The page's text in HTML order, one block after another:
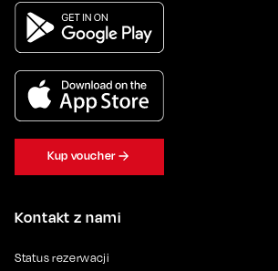
Kontakt z nami
Status rezerwacji
Kup voucher